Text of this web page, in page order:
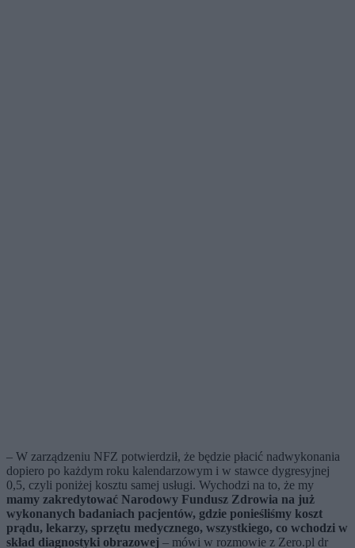
– W zarządzeniu NFZ potwierdził, że będzie płacić nadwykonania
dopiero po każdym roku kalendarzowym i w stawce dygresyjnej
0,5, czyli poniżej kosztu samej usługi. Wychodzi na to, że my
mamy zakredytować Narodowy Fundusz Zdrowia na już
wykonanych badaniach pacjentów, gdzie ponieśliśmy koszt
prądu, lekarzy, sprzętu medycznego, wszystkiego, co wchodzi w
skład diagnostyki obrazowej – mówi w rozmowie z Zero.pl dr